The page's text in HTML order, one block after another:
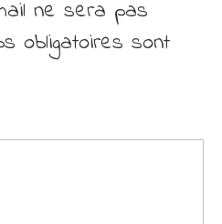
ne sera pas
obligatoires sont